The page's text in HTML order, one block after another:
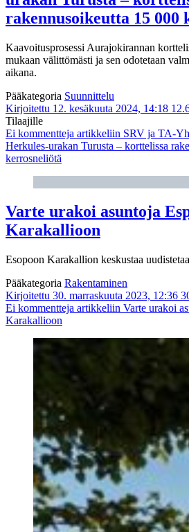
rakennusoikeutta 15 000
Kaavoitusprosessi Aurajokirannan
mukaan välittömästi ja sen odotetaan
aikana.
Pääkategoria Suunnittelu
Kirjoitettu 12. kesäkuuta 2024, 14:18
Tilaajille
Ei kommentteja artikkeliin SRV ja TA-
Herkules-urakan Turusta – korttelissa
kerrosneliötä
Varte urakoi asuntoja
Karakallioon
Esopoon Karakallion keskustaa
Pääkategoria Rakentaminen
Kirjoitettu 30. marraskuuta 2023, 12:36
Ei kommentteja artikkeliin Varte urakoi
Karakallioon